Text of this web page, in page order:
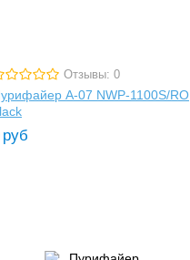
Отзывы: 0
A-07 NWP-1100S/RO
руб